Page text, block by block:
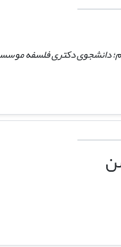
دانشجوی دکتری فلسفه